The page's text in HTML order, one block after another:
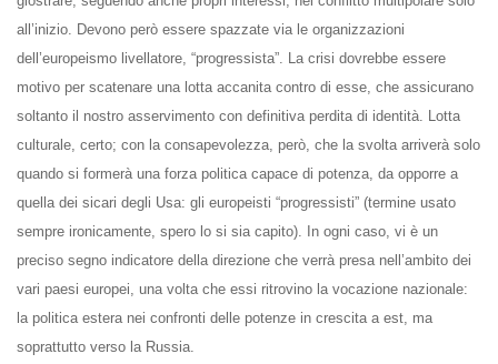
all’inizio. Devono però essere spazzate via le organizzazioni
dell’europeismo livellatore, “progressista”. La crisi dovrebbe essere
motivo per scatenare una lotta accanita contro di esse, che assicurano
soltanto il nostro asservimento con definitiva perdita di identità. Lotta
culturale, certo; con la consapevolezza, però, che la svolta arriverà solo
quando si formerà una forza politica capace di potenza, da opporre a
quella dei sicari degli Usa: gli europeisti “progressisti” (termine usato
sempre ironicamente, spero lo si sia capito). In ogni caso, vi è un
preciso segno indicatore della direzione che verrà presa nell’ambito dei
vari paesi europei, una volta che essi ritrovino la vocazione nazionale:
la politica estera nei confronti delle potenze in crescita a est, ma
soprattutto verso la Russia.